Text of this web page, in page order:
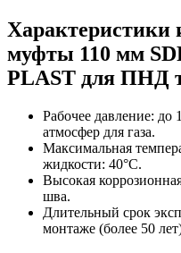
Характеристики
муфты 110 мм
PLAST для ПНД
Рабочее давление: до
атмосфер для газа.
Максимальная
жидкости: 40°C.
Высокая
шва.
Длительный срок
монтаже (более 50